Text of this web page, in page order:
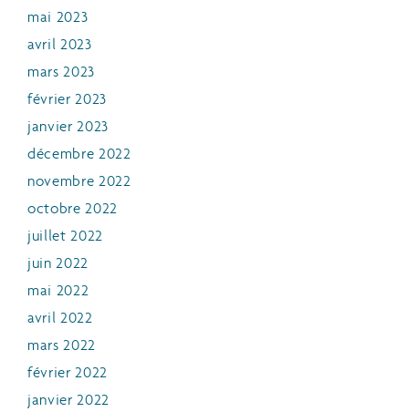
mai 2023
avril 2023
mars 2023
février 2023
janvier 2023
décembre 2022
novembre 2022
octobre 2022
juillet 2022
juin 2022
mai 2022
avril 2022
mars 2022
février 2022
janvier 2022